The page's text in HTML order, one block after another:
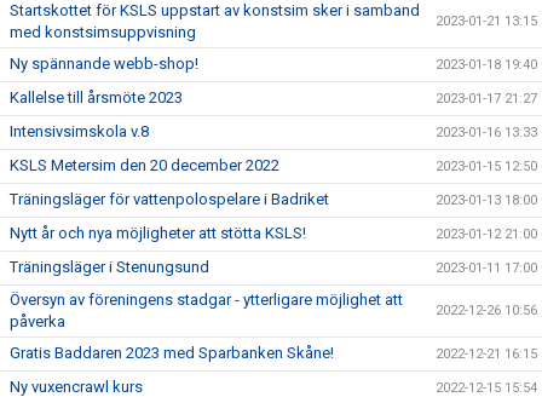
Startskottet för KSLS uppstart av konstsim sker i samband
med konstsimsuppvisning
2023-01-21 13:15
Ny spännande webb-shop! 2023-01-18 19:40
Kallelse till årsmöte 2023 2023-01-17 21:27
Intensivsimskola v.8 2023-01-16 13:33
KSLS Metersim den 20 december 2022 2023-01-15 12:50
Träningsläger för vattenpolospelare i Badriket 2023-01-13 18:00
Nytt år och nya möjligheter att stötta KSLS! 2023-01-12 21:00
Träningsläger i Stenungsund 2023-01-11 17:00
Översyn av föreningens stadgar - ytterligare möjlighet att
påverka
2022-12-26 10:56
Gratis Baddaren 2023 med Sparbanken Skåne! 2022-12-21 16:15
Ny vuxencrawl kurs 2022-12-15 15:54